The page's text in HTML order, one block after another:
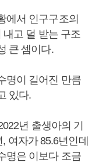
에서 인구구조의
내고 덜 받는 구조
큰 셈이다.
명이 길어진 만큼
있다.
년 출생아의 기
여자가 85.6년인데
명은 이보다 조금